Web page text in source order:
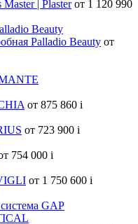
| Plaster от 1 120 990
Palladio Beauty от
от 875 860 i
от 723 900 i
754 000 i
от 1 750 600 i
GAP